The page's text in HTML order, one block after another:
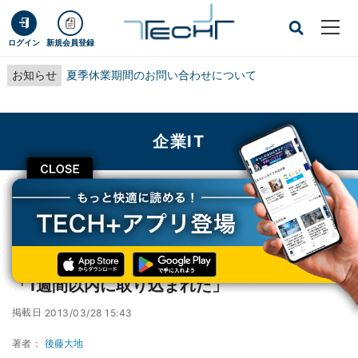
ログイン 新規会員登録
お知らせ 夏季休業期間のお問い合わせについて
CLOSE
企業IT
TECH+
企業IT
Google検索インデックス化、管理者の8割が「1週間以内に取り込まれた」
Google検索インデックス化、管理者の8割が
「1週間以内に取り込まれた」
掲載日 2013/03/28 15:43
著者： 後藤大地